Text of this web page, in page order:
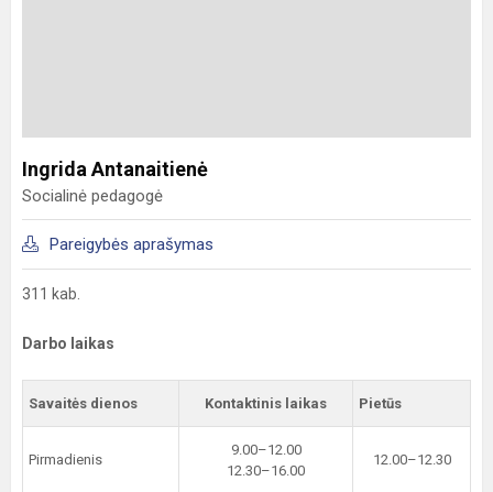
Ingrida Antanaitienė
Socialinė pedagogė
Pareigybės aprašymas
311 kab.
Darbo laikas
Savaitės dienos Kontaktinis laikas Pietūs
Pirmadienis
9.00–12.00
12.30–16.00
12.00–12.30